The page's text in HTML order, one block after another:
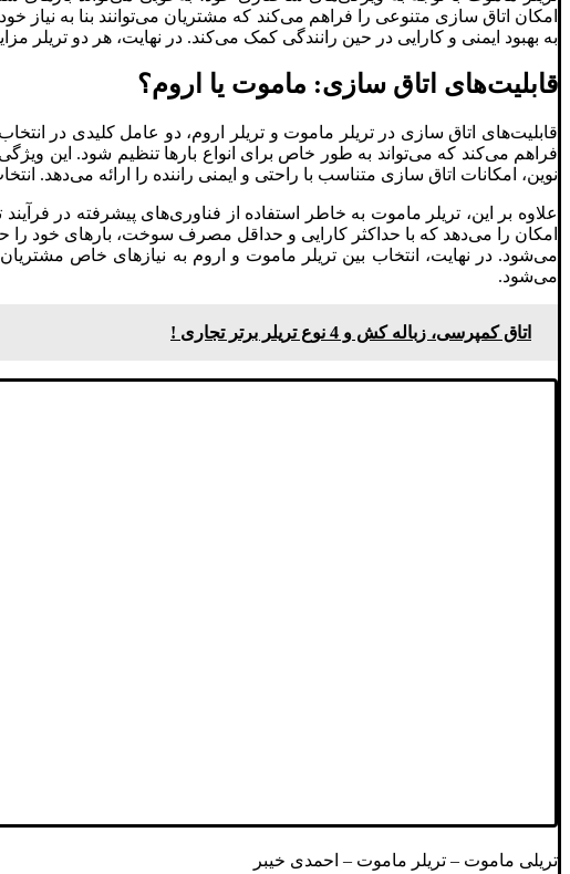
امکان اتاق سازی متنوعی را فراهم می‌کند که مشتریان می‌توانند بنا به نیاز
به بهبود ایمنی و کارایی در حین رانندگی کمک می‌کند. در نهایت، هر دو تریلر
قابلیت‌های اتاق سازی: ماموت یا اروم؟
قابلیت‌های اتاق سازی در تریلر ماموت و تریلر اروم، دو عامل کلیدی در
فراهم می‌کند که می‌تواند به طور خاص برای انواع بارها تنظیم شود. این
نوین، امکانات اتاق سازی متناسب با راحتی و ایمنی راننده را ارائه می‌دهد.
علاوه بر این، تریلر ماموت به خاطر استفاده از فناوری‌های پیشرفته در
امکان را می‌دهد که با حداکثر کارایی و حداقل مصرف سوخت، بارهای خود را
می‌شود. در نهایت، انتخاب بین تریلر ماموت و اروم به نیازهای خاص
می‌شود.
اتاق کمپرسی، زباله کش و 4 نوع تریلر برتر تجاری !
تریلی ماموت – تریلر ماموت – احمدی خیبر